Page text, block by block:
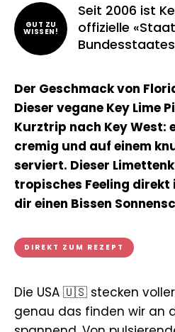
GUT ZU
WISSEN!
Seit 2006 ist
offizielle
Der Geschmack von
Dieser vegane Key Lime
Kurztrip nach Key
cremig und auf einem
serviert. Dieser
tropisches Feeling direkt
dir einen Bissen
DIREKT ZUM REZEPT
Die USA 🇺🇸 stecken
genau das finden wir an